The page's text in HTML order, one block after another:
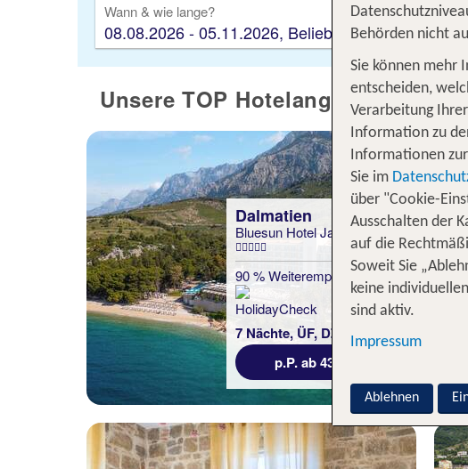
Wann & wie lange?
08.08.2026 - 05.11.2026, Beliebig 2
Unsere TOP Hotelangebote für 1
Dalmatien
Bluesun Hotel Jadran
90 % Weiterempfehlung
7 Nächte, ÜF, DZ
statt
p.P. ab 433 €
Behörden nicht
Sie können mehr
entscheiden,
Verarbeitung
Information zu
Informationen
Sie im
über "Cookie-
Ausschalten der
auf die
Soweit Sie
keine
sind aktiv.
Impressum
Ablehnen